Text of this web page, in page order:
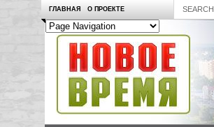
ГЛАВНАЯ О ПРОЕКТЕ